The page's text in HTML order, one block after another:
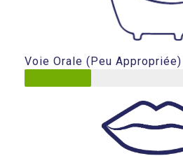
Voie Orale (peu Appropriée)